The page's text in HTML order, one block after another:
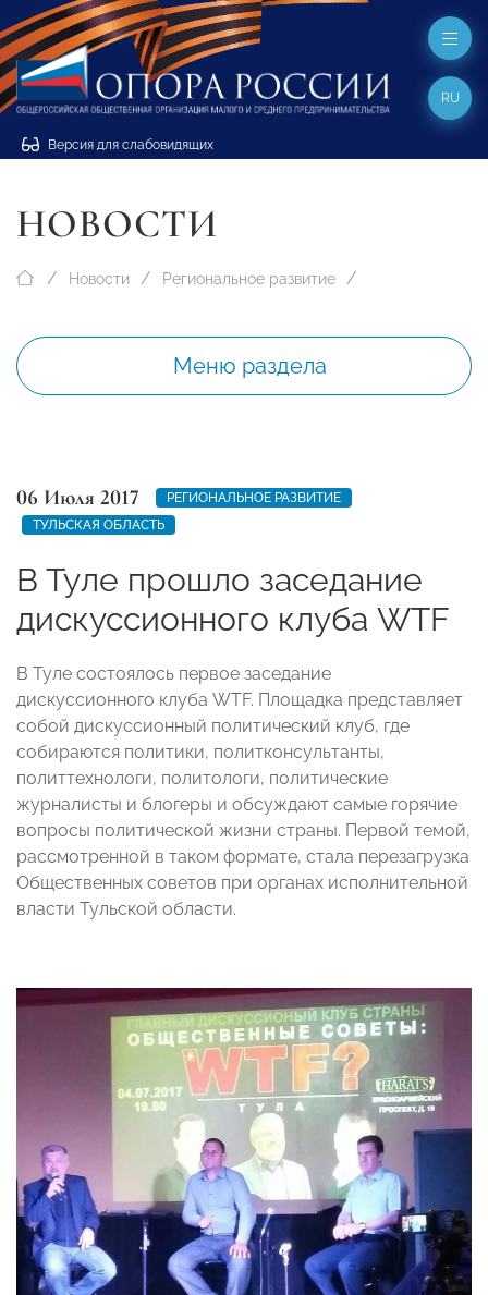
Версия для слабовидящих
RU
НОВОСТИ
Новости Региональное развитие
Меню раздела
06 Июля 2017
РЕГИОНАЛЬНОЕ РАЗВИТИЕ
ТУЛЬСКАЯ ОБЛАСТЬ
В Туле прошло заседание
дискуссионного клуба WTF
В Туле состоялось первое заседание
дискуссионного клуба WTF. Площадка представляет
собой дискуссионный политический клуб, где
собираются политики, политконсультанты,
политтехнологи, политологи, политические
журналисты и блогеры и обсуждают самые горячие
вопросы политической жизни страны. Первой темой,
рассмотренной в таком формате, стала перезагрузка
Общественных советов при органах исполнительной
власти Тульской области.